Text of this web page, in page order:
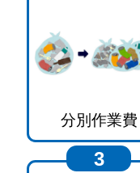
分別作業費
3